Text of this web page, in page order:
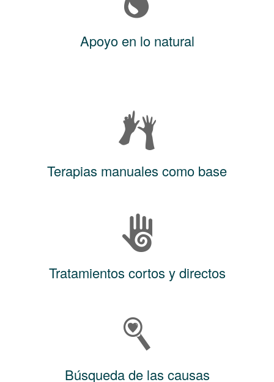
Apoyo en lo natural
Terapias manuales como base
Tratamientos cortos y directos
Búsqueda de las causas